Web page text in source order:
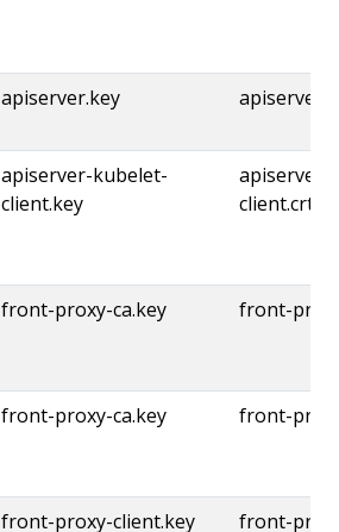
apiserver.key
apiserver-kubelet-
client.key
apiserver-
client.crt
front-proxy-ca.key front-
front-proxy-ca.key front-
front-proxy-client.key front-